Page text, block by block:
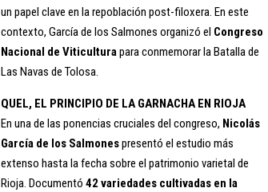
un papel clave en la repoblación post-filoxera. En este
contexto, García de los Salmones organizó el Congreso
Nacional de Viticulturapara conmemorar la Batalla de
Las Navas de Tolosa.
QUEL, EL PRINCIPIO DE LA GARNACHA EN RIOJA
En una de las ponencias cruciales del congreso, Nicolás
García de los Salmonespresentó el estudio más
extenso hasta la fecha sobre el patrimonio varietal de
Rioja. Documentó 42 variedades cultivadas en la